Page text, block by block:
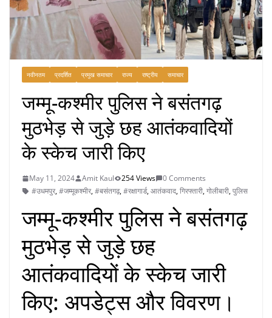
नवीनतम प्रदर्शित प्रमुख समाचार राज्य राष्ट्रीय समाचार
जम्मू-कश्मीर पुलिस ने बसंतगढ़
मुठभेड़ से जुड़े छह आतंकवादियों
के स्केच जारी किए
May 11, 2024 Amit Kaul 254 Views
0 Comments
#उधमपुर,#जम्मूकश्मीर,#बसंतगढ़,#रक्षागार्ड,आतंकवाद,गिरफ्तारी,गोलीबारी,पुलिस
जम्मू-कश्मीर पुलिस ने बसंतगढ़
मुठभेड़ से जुड़े छह
आतंकवादियों के स्केच जारी
किए: अपडेट्स और विवरण।